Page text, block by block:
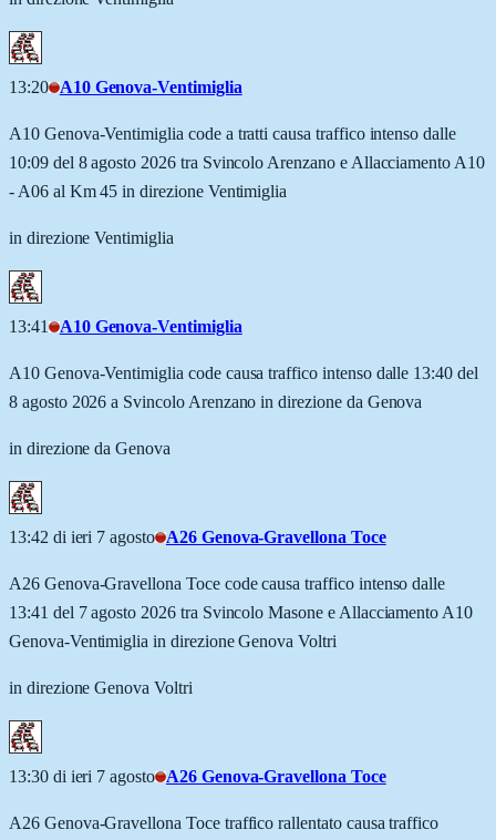
13:20 A10 Genova-Ventimiglia
A10 Genova-Ventimiglia code a tratti causa traffico intenso dalle
10:09 del 8 agosto 2026 tra Svincolo Arenzano e Allacciamento A10
- A06 al Km 45 in direzione Ventimiglia
in direzione Ventimiglia
13:41 A10 Genova-Ventimiglia
A10 Genova-Ventimiglia code causa traffico intenso dalle 13:40 del
8 agosto 2026 a Svincolo Arenzano in direzione da Genova
in direzione da Genova
13:42 di ieri 7 agosto A26 Genova-Gravellona Toce
A26 Genova-Gravellona Toce code causa traffico intenso dalle
13:41 del 7 agosto 2026 tra Svincolo Masone e Allacciamento A10
Genova-Ventimiglia in direzione Genova Voltri
in direzione Genova Voltri
13:30 di ieri 7 agosto A26 Genova-Gravellona Toce
A26 Genova-Gravellona Toce traffico rallentato causa traffico